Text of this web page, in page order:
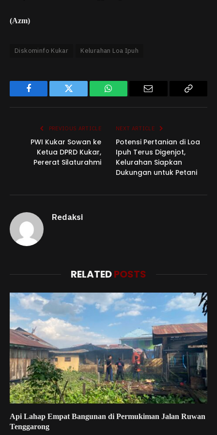
(Azm)
Diskominfo Kukar Kelurahan Loa Ipuh
Facebook Twitter WhatsApp Email
Copy
PREVIOUS ARTICLE
PWI Kukar Sowan ke
Ketua DPRD Kukar,
Pererat Silaturahmi
NEXT ARTICLE
Potensi Pertanian di Loa
Ipuh Terus Digenjot,
Kelurahan Siapkan
Dukungan untuk Petani
Redaksi
RELATEDPOSTS
Api Lahap Empat Bangunan di Permukiman Jalan Ruwan
Tenggarong